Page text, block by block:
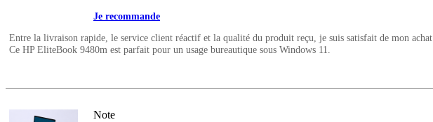
Je recommande
Entre la livraison rapide, le service client réactif et la qualité du produit reçu, je suis satisfait de mon achat.
Ce HP EliteBook 9480m est parfait pour un usage bureautique sous Windows 11.
Note